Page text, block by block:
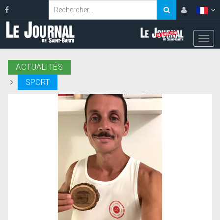
ACTUALITÉS
SPORT